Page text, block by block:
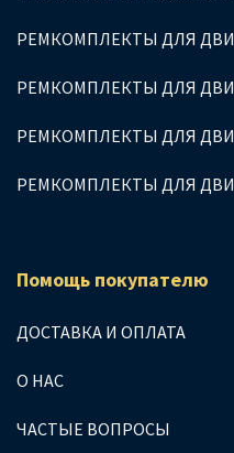
РЕМКОМПЛЕКТЫ ДЛЯ
РЕМКОМПЛЕКТЫ ДЛЯ
РЕМКОМПЛЕКТЫ ДЛЯ
РЕМКОМПЛЕКТЫ ДЛЯ
Помощь покупателю
ДОСТАВКА И ОПЛАТА
О НАС
ЧАСТЫЕ ВОПРОСЫ